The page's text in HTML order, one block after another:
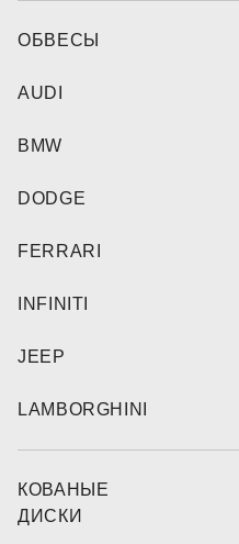
ОБВЕСЫ
AUDI
BMW
DODGE
FERRARI
INFINITI
JEEP
LAMBORGHINI
КОВАНЫЕ
ДИСКИ